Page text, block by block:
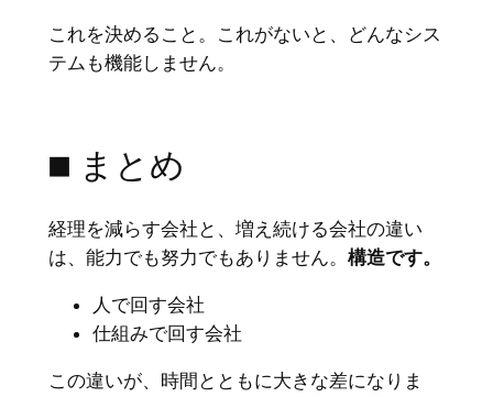
これを決めること。これがないと、どんなシス
テムも機能しません。
■ まとめ
経理を減らす会社と、増え続ける会社の違い
は、能力でも努力でもありません。 構造です。
人で回す会社
仕組みで回す会社
この違いが、時間とともに大きな差になりま